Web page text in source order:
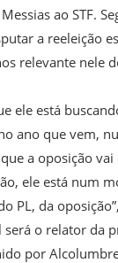
ao STF.
a reeleição
relevante nele
ele está
ano que vem,
a oposição vai
ele está num
PL, da
será o relator da
por